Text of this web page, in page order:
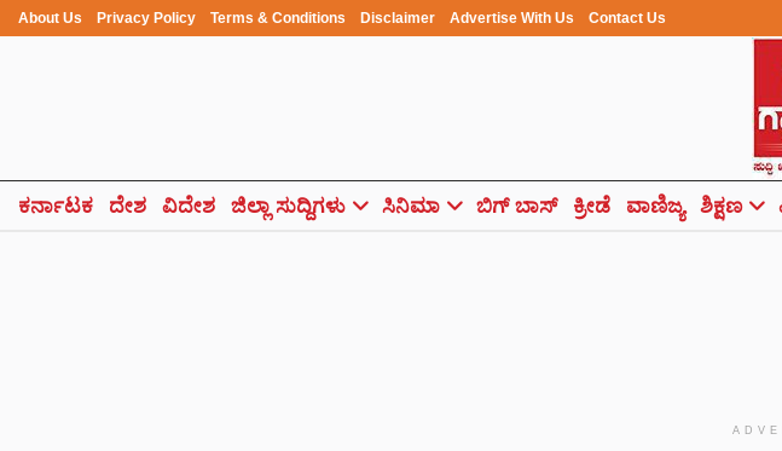
About Us Privacy Policy Terms & Conditions Disclaimer Advertise With Us Contact Us
ಕರ್ನಾಟಕ ದೇಶ ವಿದೇಶ ಜಿಲ್ಲಾ ಸುದ್ದಿಗಳು ಸಿನಿಮಾ ಬಿಗ್ ಬಾಸ್ ಕ್ರೀಡೆ ವಾಣಿಜ್ಯ ಶಿಕ್ಷಣ